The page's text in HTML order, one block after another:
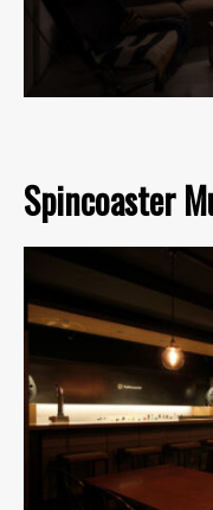
Spincoaster